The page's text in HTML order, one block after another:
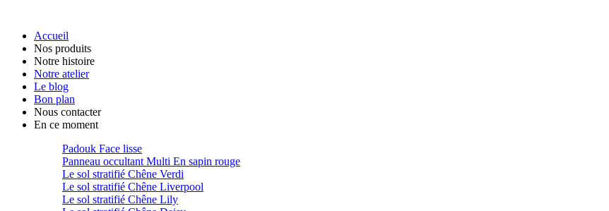
Accueil
Nos produits
Notre histoire
Notre atelier
Le blog
Bon plan
Nous contacter
En ce moment
Padouk Face lisse
Panneau occultant Multi En sapin rouge
Le sol stratifié Chêne Verdi
Le sol stratifié Chêne Liverpool
Le sol stratifié Chêne Lily